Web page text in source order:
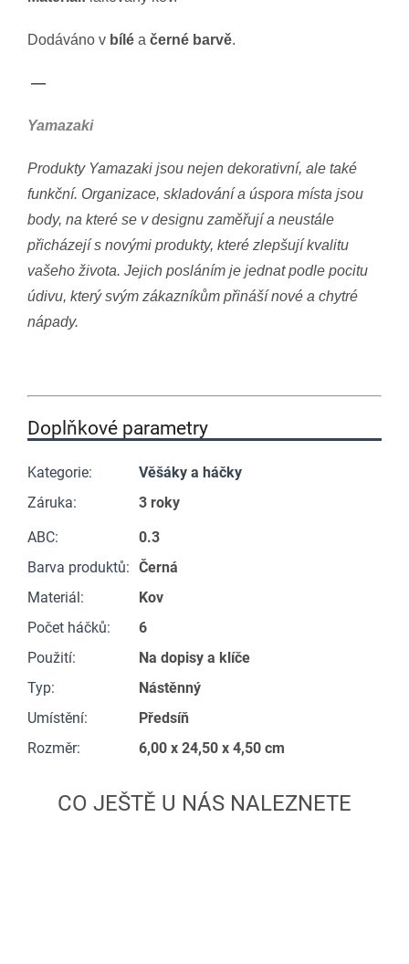
Dodáváno v bílé a černé barvě.
—
Yamazaki
Produkty Yamazaki jsou nejen dekorativní, ale také
funkční. Organizace, skladování a úspora místa jsou
body, na které se v designu zaměřují a neustále
přicházejí s novými produkty, které zlepšují kvalitu
vašeho života. Jejich posláním je jednat podle pocitu
údivu, který svým zákazníkům přináší nové a chytré
nápady.
Doplňkové parametry
Kategorie:
Věšáky a háčky
Záruka:
3 roky
ABC:
0.3
Barva produktů: Černá
Materiál:
Kov
Počet háčků:
6
Použití:
Na dopisy a klíče
Typ:
Nástěnný
Umístění:
Předsíň
Rozměr: 6,00 x 24,50 x 4,50 cm